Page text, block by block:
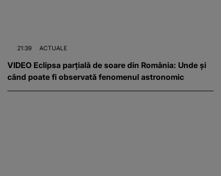
21:39 ACTUALE
VIDEO Eclipsa parțială de soare din România: Unde și
când poate fi observată fenomenul astronomic